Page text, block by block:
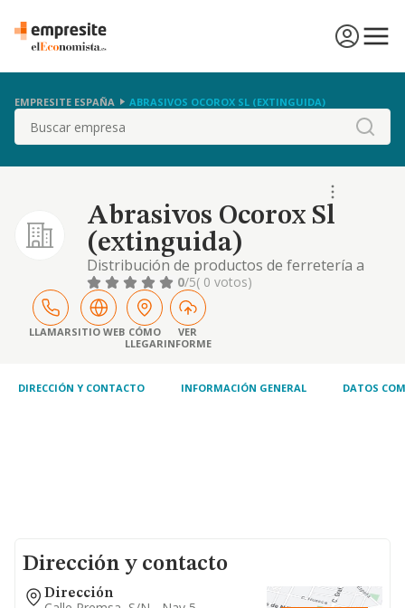
EMPRESITE ESPAÑA ABRASIVOS OCOROX SL (EXTINGUIDA)
Buscar
Abrasivos Ocorox Sl
(extinguida)
Distribución de productos de ferretería a
industrias y ferreterías.
0/5( 0 votos)
LLAMARSITIO WEB CÓMO
LLEGAR
VER
INFORME
DIRECCIÓN Y CONTACTO INFORMACIÓN GENERAL DATOS
Dirección y contacto
Dirección